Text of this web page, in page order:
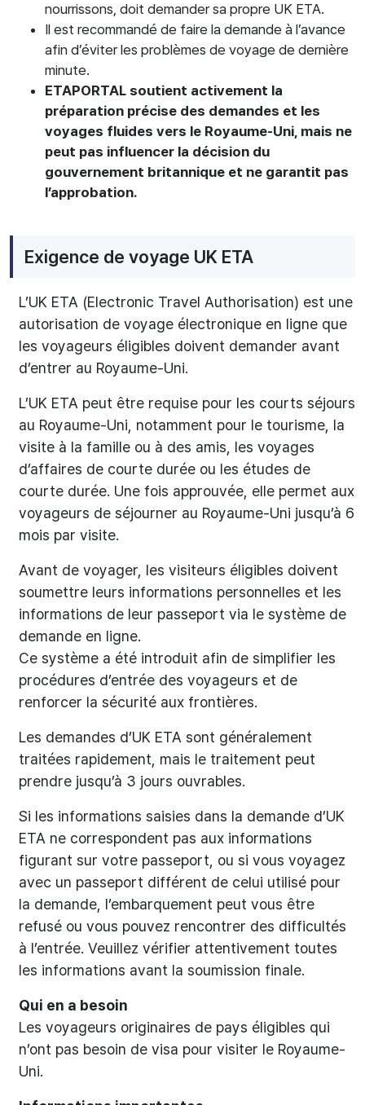
nourrissons, doit demander sa propre UK ETA.
Il est recommandé de faire la demande à l’avance
afin d’éviter les problèmes de voyage de dernière
minute.
ETAPORTAL soutient activement la
préparation précise des demandes et les
voyages fluides vers le Royaume-Uni, mais ne
peut pas influencer la décision du
gouvernement britannique et ne garantit pas
l’approbation.
Exigence de voyage UK ETA
L’UK ETA (Electronic Travel Authorisation) est une
autorisation de voyage électronique en ligne que
les voyageurs éligibles doivent demander avant
d’entrer au Royaume-Uni.
L’UK ETA peut être requise pour les courts séjours
au Royaume-Uni, notamment pour le tourisme, la
visite à la famille ou à des amis, les voyages
d’affaires de courte durée ou les études de
courte durée. Une fois approuvée, elle permet aux
voyageurs de séjourner au Royaume-Uni jusqu’à 6
mois par visite.
Avant de voyager, les visiteurs éligibles doivent
soumettre leurs informations personnelles et les
informations de leur passeport via le système de
demande en ligne.
Ce système a été introduit afin de simplifier les
procédures d’entrée des voyageurs et de
renforcer la sécurité aux frontières.
Les demandes d’UK ETA sont généralement
traitées rapidement, mais le traitement peut
prendre jusqu’à 3 jours ouvrables.
Si les informations saisies dans la demande d’UK
ETA ne correspondent pas aux informations
figurant sur votre passeport, ou si vous voyagez
avec un passeport différent de celui utilisé pour
la demande, l’embarquement peut vous être
refusé ou vous pouvez rencontrer des difficultés
à l’entrée. Veuillez vérifier attentivement toutes
les informations avant la soumission finale.
Qui en a besoin
Les voyageurs originaires de pays éligibles qui
n’ont pas besoin de visa pour visiter le Royaume-
Uni.